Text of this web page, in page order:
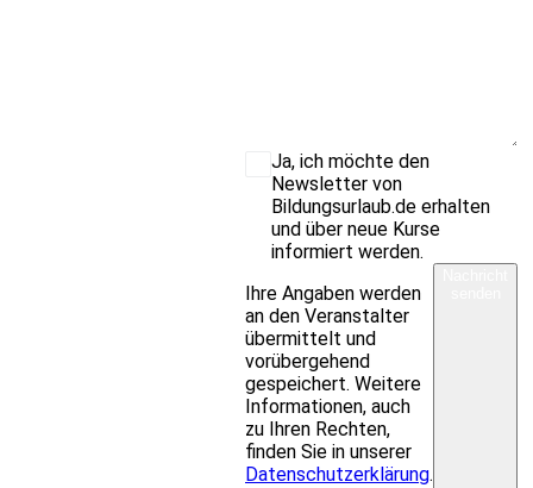
Ja, ich möchte den
Newsletter von
Bildungsurlaub.de erhalten
und über neue Kurse
informiert werden.
Ihre Angaben werden
an den Veranstalter
übermittelt und
vorübergehend
gespeichert. Weitere
Informationen, auch
zu Ihren Rechten,
finden Sie in unserer
Datenschutzerklärung.